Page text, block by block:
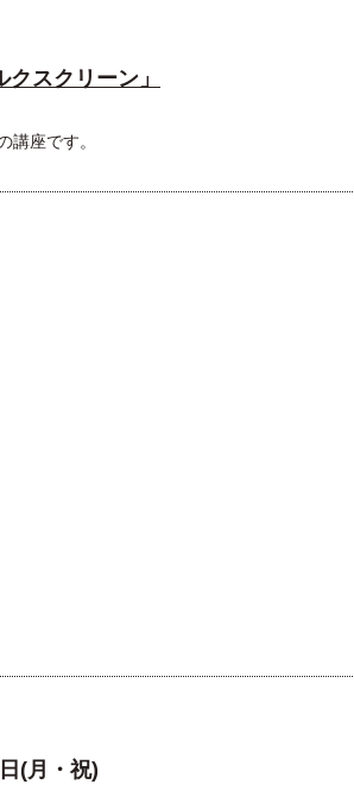
スクリーン」
講座です。
(月・祝)